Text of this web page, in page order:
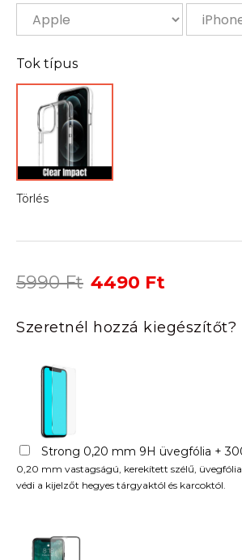
Tok típus
Törlés
5990Ft Original
was:
5990 Ft.
4490 Ft
is:
4490 Ft.
Szeretnél hozzá kiegészítőt?
Strong 0,20 mm 9H üvegfólia +
0,20 mm vastagságú, kerekített szélű,
védi a kijelzőt hegyes tárgyaktól és karcoktól.